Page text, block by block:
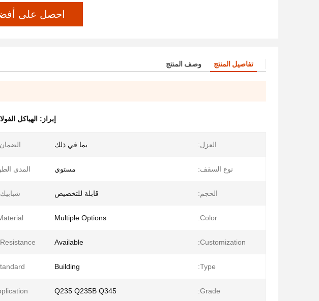
احصل على
تفاصيل المنتج وصف المنتج
إبراز: الهياكل
العزل: بما في ذلك
نوع السقف: مستوي المدى
الحجم: قابلة للتخصيص
Color:
Multiple Options
Customization:
Available
Type:
Building
Grade:
Q235 Q235B Q345